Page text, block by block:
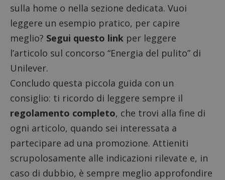
sulla home o nella sezione dedicata. Vuoi
leggere un esempio pratico, per capire
meglio? Segui questo link per leggere
l’articolo sul concorso “Energia del pulito” di
Unilever.
Concludo questa piccola guida con un
consiglio: ti ricordo di leggere sempre il
regolamento completo, che trovi alla fine di
ogni articolo, quando sei interessata a
partecipare ad una promozione. Attieniti
scrupolosamente alle indicazioni rilevate e, in
caso di dubbio, è sempre meglio approfondire